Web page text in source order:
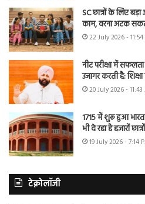
SC छात्रों के लिए
काम, वरना अटक
22 July 2026 -
नीट परीक्षा में सफलता
उजागर करती है:
20 July 2026 -
1715 में शुरू हुआ
भी दे रहा है हजारों
19 July 2026 - 7:14
टेक्नोलॉजी